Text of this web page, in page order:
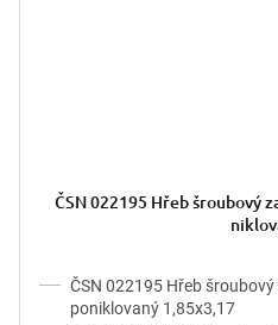
ČSN 022195 Hřeb šroubový
ČSN 022195 Hřeb
poniklovaný 1,85x3,17